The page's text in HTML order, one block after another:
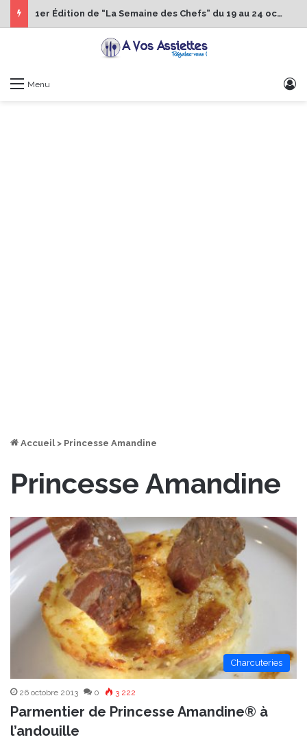
1er Édition de “La Semaine des Chefs” du 19 au 24 octobre 2026
Menu
Accueil > Princesse Amandine
Princesse Amandine
Charcuteries
26 octobre 2013 0 3 222
Parmentier de Princesse Amandine® à
l’andouille